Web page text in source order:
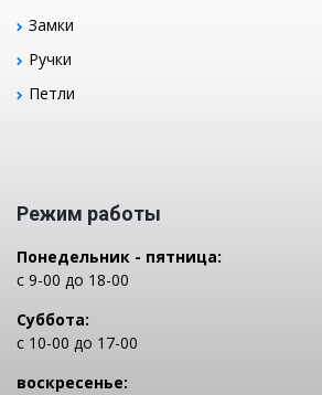
Замки
Ручки
Петли
Режим работы
Понедельник - пятница:
с 9-00 до 18-00
Суббота:
с 10-00 до 17-00
воскресенье: